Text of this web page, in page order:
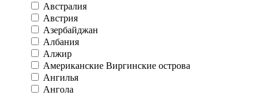
Австралия
Австрия
Азербайджан
Албания
Алжир
Американские Виргинские острова
Ангилья
Ангола